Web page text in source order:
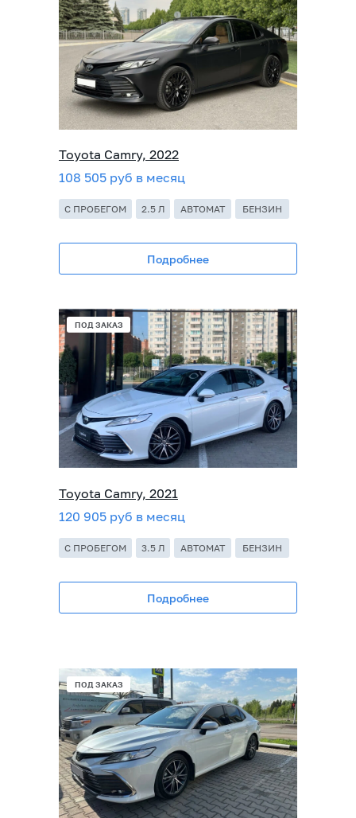
Toyota Camry, 2021
120 905 руб в месяц
Toyota Camry, 2022
Подробнее
108 505 руб в месяц
АВТОМАТ
Подробнее
БЕНЗИН
АВТОМАТ
С ПРОБЕГОМ
БЕНЗИН
С ПРОБЕГОМ
3.5 Л
2.5 Л
ПОД ЗАКАЗ
ПОД ЗАКАЗ